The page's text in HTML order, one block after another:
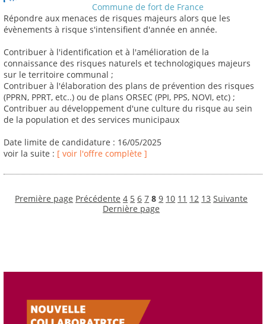
Commune de fort de France
Répondre aux menaces de risques majeurs alors que les
évènements à risque s'intensifient d'année en année.
Contribuer à l'identification et à l'amélioration de la
connaissance des risques naturels et technologiques majeurs
sur le territoire communal ;
Contribuer à l'élaboration des plans de prévention des risques
(PPRN, PPRT, etc..) ou de plans ORSEC (PPI, PPS, NOVI, etc) ;
Contribuer au développement d'une culture du risque au sein
de la population et des services municipaux
Date limite de candidature : 16/05/2025
voir la suite : [ voir l'offre complète ]
Première page Précédente 4 5 6 7 8 9 10 11 12 13 Suivante
Dernière page